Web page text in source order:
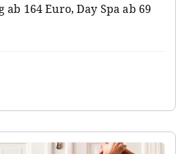
164 Euro, Day Spa ab 69